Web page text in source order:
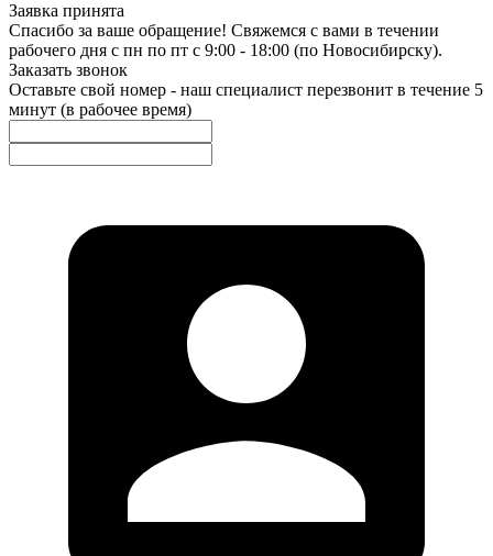
Заявка принята
Спасибо за ваше обращение! Свяжемся с вами в течении
рабочего дня с пн по пт с 9:00 - 18:00 (по Новосибирску).
Заказать звонок
Оставьте свой номер - наш специалист перезвонит в течение 5
минут (в рабочее время)